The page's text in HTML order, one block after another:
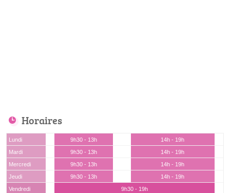
Horaires
Lundi 9h30 - 13h
14h - 19h
Mardi
9h30 - 13h
14h - 19h
Mercredi
9h30 - 13h
14h - 19h
Jeudi
9h30 - 13h
14h - 19h
Vendredi
9h30 - 19h